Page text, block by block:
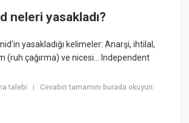
neleri yasakladı?
yasakladığı kelimeler: Anarşi, ihtilal,
(ruh çağırma) ve nicesi… Independent
talebi |Cevabın tamamını burada okuyun: